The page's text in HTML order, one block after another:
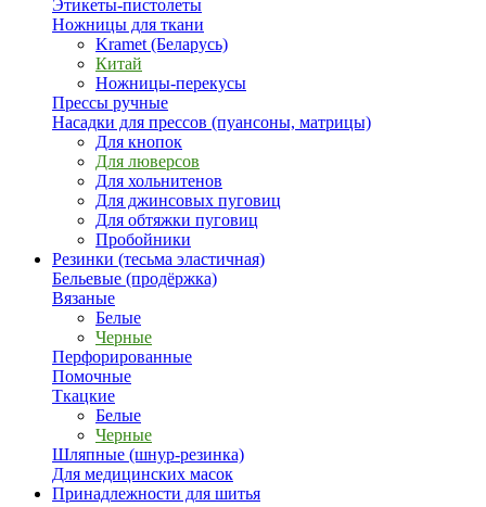
Этикеты-пистолеты
Ножницы для ткани
Kramet (Беларусь)
Китай
Ножницы-перекусы
Прессы ручные
Насадки для прессов (пуансоны, матрицы)
Для кнопок
Для люверсов
Для хольнитенов
Для джинсовых пуговиц
Для обтяжки пуговиц
Пробойники
Резинки (тесьма эластичная)
Бельевые (продёржка)
Вязаные
Белые
Черные
Перфорированные
Помочные
Ткацкие
Белые
Черные
Шляпные (шнур-резинка)
Для медицинских масок
Принадлежности для шитья